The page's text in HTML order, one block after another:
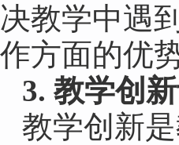
决教学中遇
作方面的优
3. 教学创
教学创新